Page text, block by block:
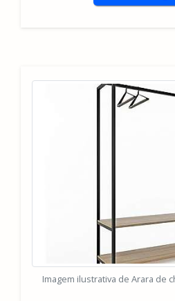
Imagem ilustrativa de Arara de